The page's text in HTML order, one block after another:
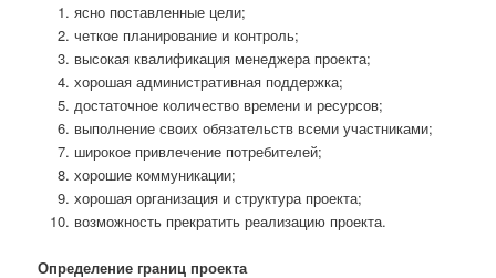
ясно поставленные цели;
четкое планирование и контроль;
высокая квалификация менеджера проекта;
хорошая административная поддержка;
достаточное количество времени и ресурсов;
выполнение своих обязательств всеми участниками;
широкое привлечение потребителей;
хорошие коммуникации;
хорошая организация и структура проекта;
возможность прекратить реализацию проекта.
Определение границ проекта